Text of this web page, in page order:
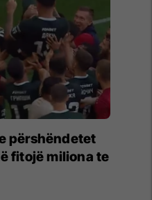
përshëndetet
fitojë miliona te